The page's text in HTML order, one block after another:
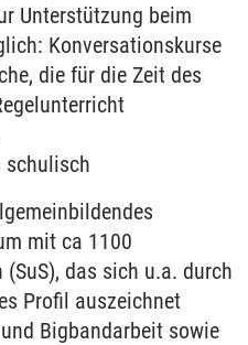
Unterstützung beim
Konversationskurse
die für die Zeit des
schulisch
mit ca 1100
das sich u.a. durch
Profil auszeichnet
Bigbandarbeit sowie